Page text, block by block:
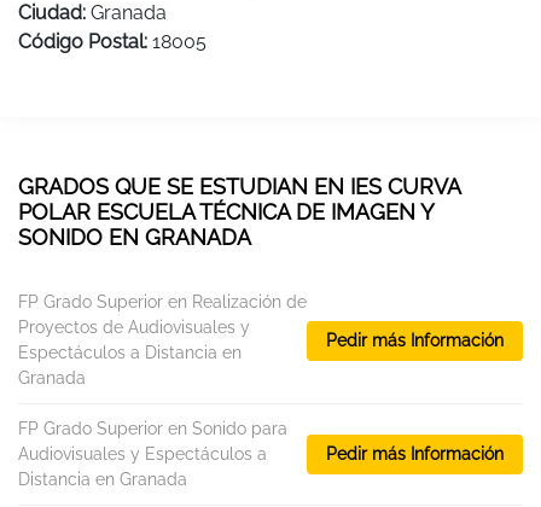
Ciudad: Granada
Código Postal: 18005
GRADOS QUE SE ESTUDIAN EN IES CURVA
POLAR ESCUELA TÉCNICA DE IMAGEN Y
SONIDO EN GRANADA
FP Grado Superior en Realización de
Proyectos de Audiovisuales y
Espectáculos a Distancia en
Granada
Pedir más Información
FP Grado Superior en Sonido para
Audiovisuales y Espectáculos a
Distancia en Granada
Pedir más Información